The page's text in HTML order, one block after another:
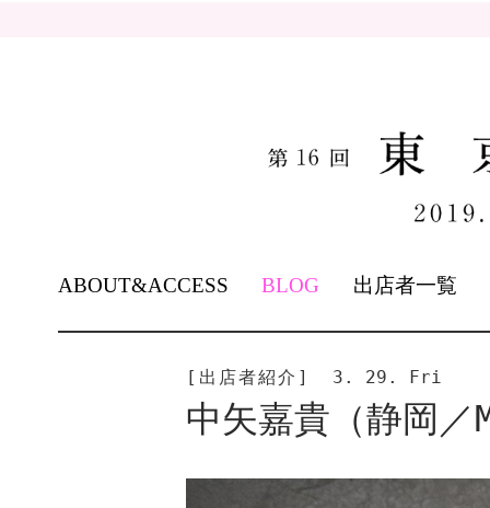
TO
CONTENT
ABOUT&ACCESS BLOG 出店者一覧
[出店者紹介] 3. 29. Fri
中矢嘉貴（静岡／